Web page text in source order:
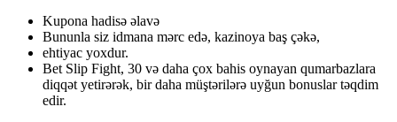
Kupona hadisə əlavə
Bununla siz idmana mərc edə, kazinoya baş çəkə,
ehtiyac yoxdur.
Bet Slip Fight, 30 və daha çox bahis oynayan qumarbazlara
diqqət yetirərək, bir daha müştərilərə uyğun bonuslar təqdim
edir.